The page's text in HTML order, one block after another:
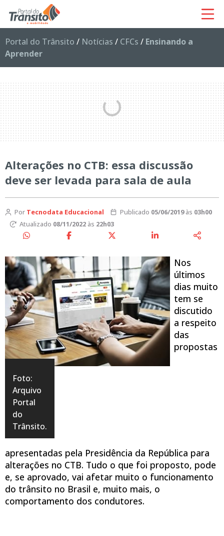
Portal do Trânsito / Notícias / CFCs / Ensinando a
Aprender
Alterações no CTB: essa discussão
deve ser levada para sala de aula
Por Tecnodata Educacional Publicado 05/06/2019às 03h00
Atualizado 08/11/2022às 22h03
Foto:
Arquivo
Portal
do
Trânsito.
Nos
últimos
dias muito
tem se
discutido
a respeito
das
propostas
apresentadas pela Presidência da República para
alterações no CTB. Tudo o que foi proposto, pode
e, se aprovado, vai afetar muito o funcionamento
do trânsito no Brasil e, muito mais, o
comportamento dos condutores.